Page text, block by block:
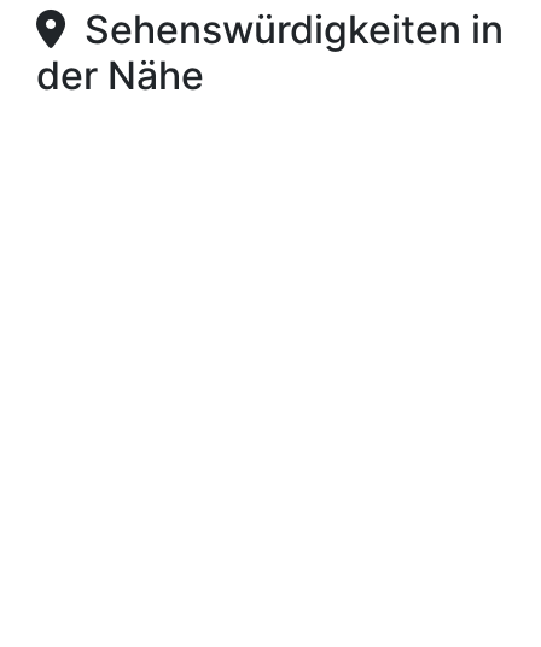
Sehenswürdigkeiten in
der Nähe